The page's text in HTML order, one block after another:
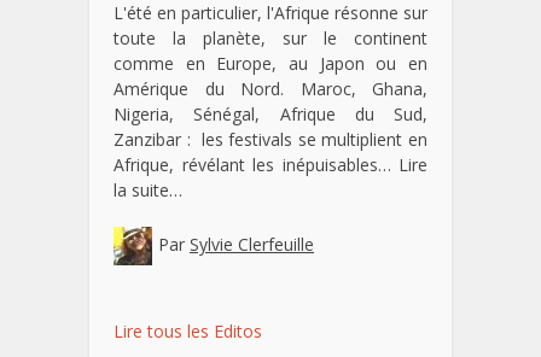
L'été en particulier, l'Afrique résonne sur
toute la planète, sur le continent
comme en Europe, au Japon ou en
Amérique du Nord. Maroc, Ghana,
Nigeria, Sénégal, Afrique du Sud,
Zanzibar : les festivals se multiplient en
Afrique, révélant les inépuisables… Lire
la suite…
Par Sylvie Clerfeuille
Lire tous les Editos